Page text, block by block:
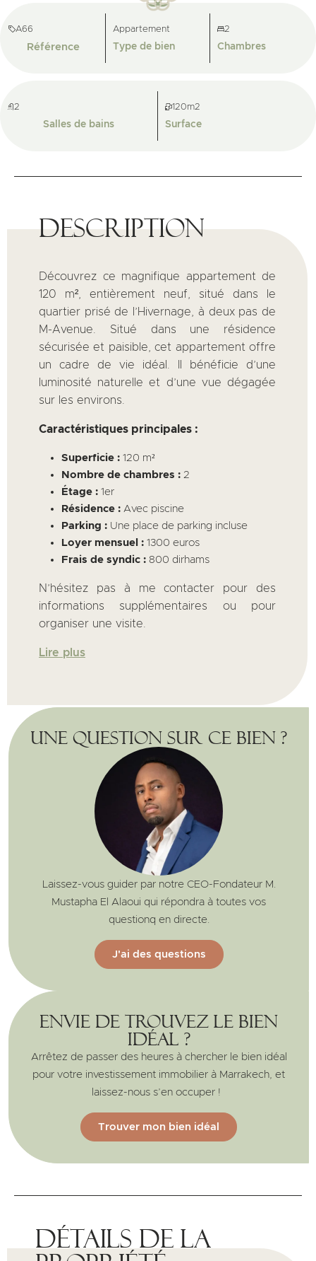
A66
Référence
Appartement
Type de bien
2
Chambres
2
Salles de bains
120m2
Surface
Description
Découvrez ce magnifique appartement de
120 m², entièrement neuf, situé dans le
quartier prisé de l’Hivernage, à deux pas de
M-Avenue. Situé dans une résidence
sécurisée et paisible, cet appartement offre
un cadre de vie idéal. Il bénéficie d’une
luminosité naturelle et d’une vue dégagée
sur les environs.
Caractéristiques principales :
Superficie : 120 m²
Nombre de chambres : 2
Étage : 1er
Résidence : Avec piscine
Parking : Une place de parking incluse
Loyer mensuel : 1300 euros
Frais de syndic : 800 dirhams
N’hésitez pas à me contacter pour des
informations supplémentaires ou pour
organiser une visite.
Lire plus
Envie de trouvez le bien
idéal ?
Arrêtez de passer des heures à chercher le bien idéal
pour votre investissement immobilier à Marrakech, et
laissez-nous s’en occuper !
Trouver mon bien idéal
Une question sur ce bien ?
Laissez-vous guider par notre CEO-Fondateur M.
Mustapha El Alaoui qui répondra à toutes vos
questionq en directe.
J'ai des questions
Détails de la